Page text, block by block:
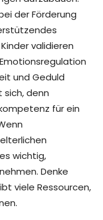
der Förderung
validieren
und Geduld
denn
für ein
wichtig,
Denke
viele Ressourcen,